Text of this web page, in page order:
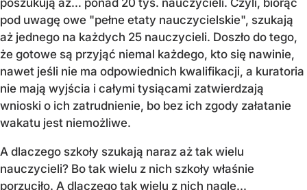
poszukują aż… ponad 20 tys. nauczycieli. Czyli, biorąc
pod uwagę owe "pełne etaty nauczycielskie", szukają
aż jednego na każdych 25 nauczycieli. Doszło do tego,
że gotowe są przyjąć niemal każdego, kto się nawinie,
nawet jeśli nie ma odpowiednich kwalifikacji, a kuratoria
nie mają wyjścia i całymi tysiącami zatwierdzają
wnioski o ich zatrudnienie, bo bez ich zgody załatanie
wakatu jest niemożliwe.
A dlaczego szkoły szukają naraz aż tak wielu
nauczycieli? Bo tak wielu z nich szkoły właśnie
porzuciło. A dlaczego tak wielu z nich nagle...